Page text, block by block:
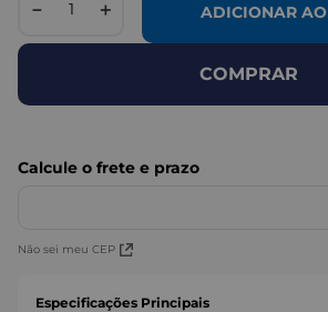
＋
－ ADICIONAR
COMPRAR
Não sei meu CEP
Especificações Principais